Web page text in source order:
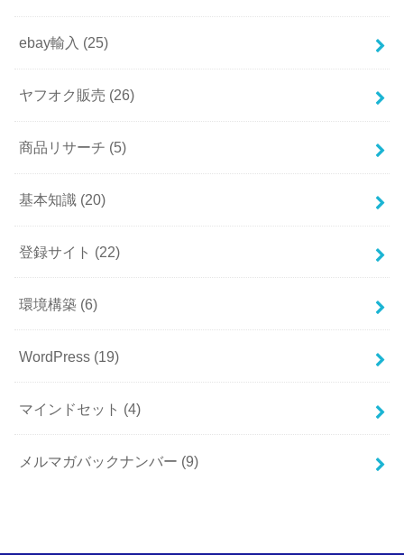
ebay輸入 (25)
ヤフオク販売 (26)
商品リサーチ (5)
基本知識 (20)
登録サイト (22)
環境構築 (6)
WordPress (19)
マインドセット (4)
メルマガバックナンバー (9)